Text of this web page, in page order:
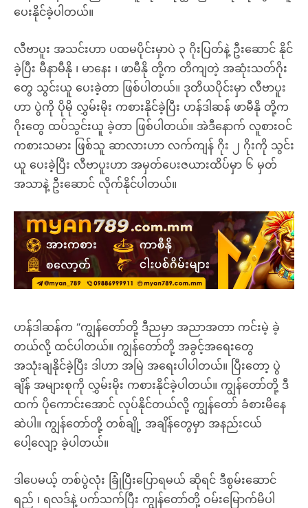
ပေးနိုင်ခဲ့ပါတယ်။
လီဗာပူး အသင်းဟာ ပထမပိုင်းမှာပဲ ၃ ဂိုးပြတ်နဲ့ ဦးဆောင် နိုင်
ခဲ့ပြီး မီနာမီနို ၊ မာနေး ၊ ဖာမီနို တို့က တိကျတဲ့ အဆုံးသတ်ဂိုး
တွေ သွင်းယူ ပေးခဲ့တာ ဖြစ်ပါတယ်။ ဒုတိယပိုင်းမှာ လီဗာပူး
ဟာ ပွဲကို ပိုမို လွှမ်းမိုး ကစားနိုင်ခဲ့ပြီး ဟန်ဒါဆန် ဖာမီနို တို့က
ဂိုးတွေ ထပ်သွင်းယူ ခဲ့တာ ဖြစ်ပါတယ်။ အဲဒီနောက် လူစားဝင်
ကစားသမား ဖြစ်သူ ဆာလားဟာ လက်ကျန် ဂိုး ၂ ဂိုးကို သွင်း
ယူ ပေးခဲ့ပြီး လီဗာပူးဟာ အမှတ်ပေးဇယားထိပ်မှာ ၆ မှတ်
အသာနဲ့ ဦးဆောင် လိုက်နိုင်ပါတယ်။
ဟန်ဒါဆန်က “ကျွန်တော်တို့ ဒီညမှာ အညာအတာ ကင်းမဲ့ ခဲ့
တယ်လို့ ထင်ပါတယ်။ ကျွန်တော်တို့ အခွင့်အရေးတွေ
အသုံးချနိုင်ခဲ့ပြီး ဒါဟာ အမြဲ အရေးပါပါတယ်။ ပြီးတော့ ပွဲ
ချိန် အများစုကို လွှမ်းမိုး ကစားနိုင်ခဲ့ပါတယ်။ ကျွန်တော်တို့ ဒီ
ထက် ပိုကောင်းအောင် လုပ်နိုင်တယ်လို့ ကျွန်တော် ခံစားမိနေ
ဆဲပါ။ ကျွန်တော်တို့ တစ်ချို့ အချိန်တွေမှာ အနည်းငယ်
ပေါ့လျော့ ခဲ့ပါတယ်။
ဒါပေမယ့် တစ်ပွဲလုံး ခြုံပြီးပြောရမယ် ဆိုရင် ဒီစွမ်းဆောင်
ရည် ၊ ရလဒ်နဲ့ ပက်သက်ပြီး ကျွန်တော်တို့ ဝမ်းမြောက်မိပါ